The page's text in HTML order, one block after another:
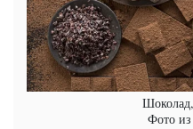
Фото